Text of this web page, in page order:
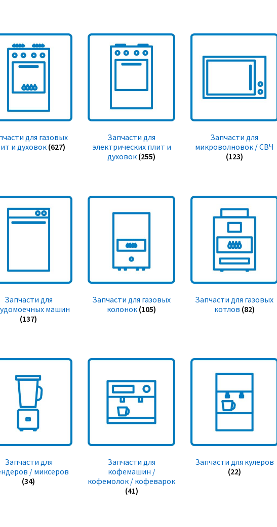
для газовых
и духовок (627)
Запчасти для
электрических плит и
духовок (255)
Запчасти для
микроволновок / СВЧ
(123)
Запчасти для
машин
(137)
Запчасти для газовых
колонок (105)
Запчасти для газовых
котлов (82)
Запчасти для
/ миксеров
(34)
Запчасти для
кофемашин /
кофемолок / кофеварок
(41)
Запчасти для кулеров
(22)